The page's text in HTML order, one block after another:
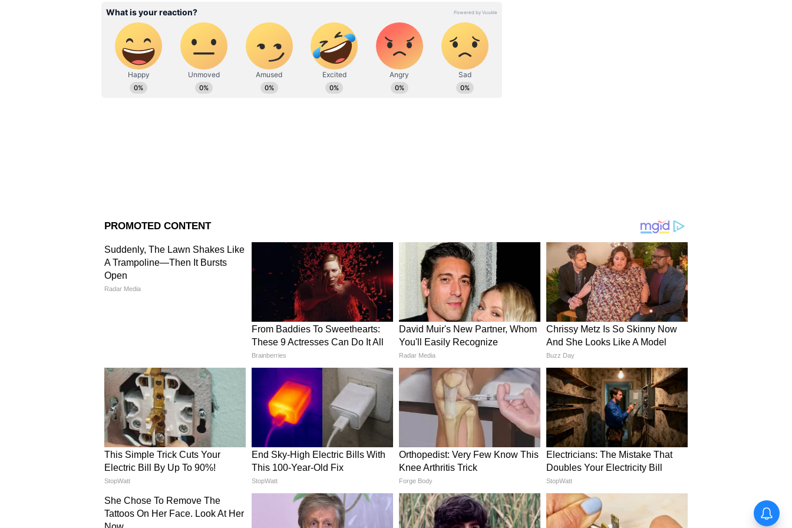
প্রতিনিধিরা। ১০ জানুয়ারি রাষ্ট্রপতি দ্রৌপদী মুর্মু প্রবাসী ভারতীয় সম্মান প্রদান করবেন।
একই সঙ্গে তিনি সমাপ্তি অনুষ্ঠানেরও সভাপতিত্ব করবেন।